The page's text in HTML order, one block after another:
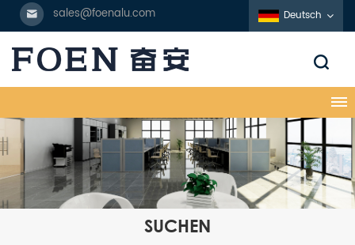
sales@foenalu.com Deutsch
SUCHEN